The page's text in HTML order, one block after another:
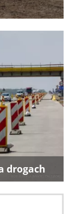
drogach